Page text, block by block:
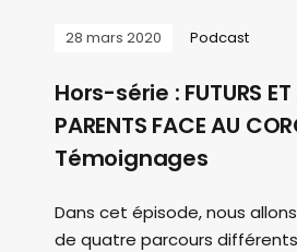
28 mars 2020 Podcast
Hors-série : FUTURS ET
PARENTS FACE AU
Témoignages
Dans cet épisode, nous
de quatre parcours différents